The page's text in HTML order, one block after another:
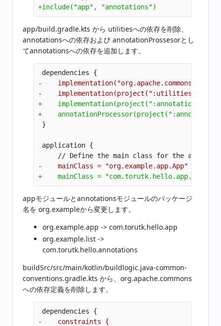
app/build.gradle.kts から utilitiesへの依存を削除、
annotationsへの依存および annotationProssesorとし
てannotationsへの依存を追加します。
-
+    implementation(project(":annotations"))
application {
appモジュールとannotationsモジュールのパッケージ
名を org.exampleから変更します。
org.example.app -> com.torutk.hello.app
org.example.list ->
com.torutk.hello.annotations
buildSrc/src/main/kotlin/buildlogic.java-common-
conventions.gradle.kts から、org.apache.commons
への依存定義を削除します。
-    constraints {